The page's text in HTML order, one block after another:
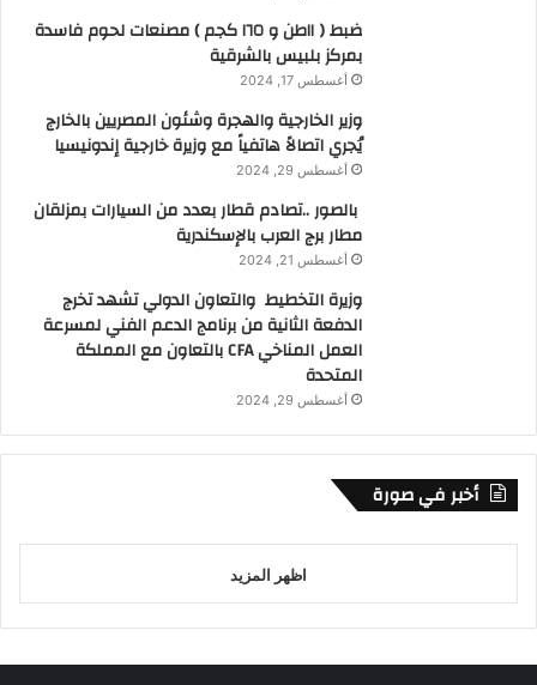
ضبط ( ١١طن و ١٦٥ كجم ) مصنعات لحوم فاسدة
بمركز بلبيس بالشرقية
أغسطس 17, 2024
وزير الخارجية والهجرة وشئون المصريين بالخارج
يُجري اتصالاً هاتفياً مع وزيرة خارجية إندونيسيا
أغسطس 29, 2024
بالصور ..تصادم قطار بعدد من السيارات بمزلقان
مطار برج العرب بالإسكندرية
أغسطس 21, 2024
وزيرة التخطيط والتعاون الدولي تشهد تخرج
الدفعة الثانية من برنامج الدعم الفني لمسرعة
العمل المناخي CFA بالتعاون مع المملكة
المتحدة
أغسطس 29, 2024
أخبر في صورة
اظهر المزيد